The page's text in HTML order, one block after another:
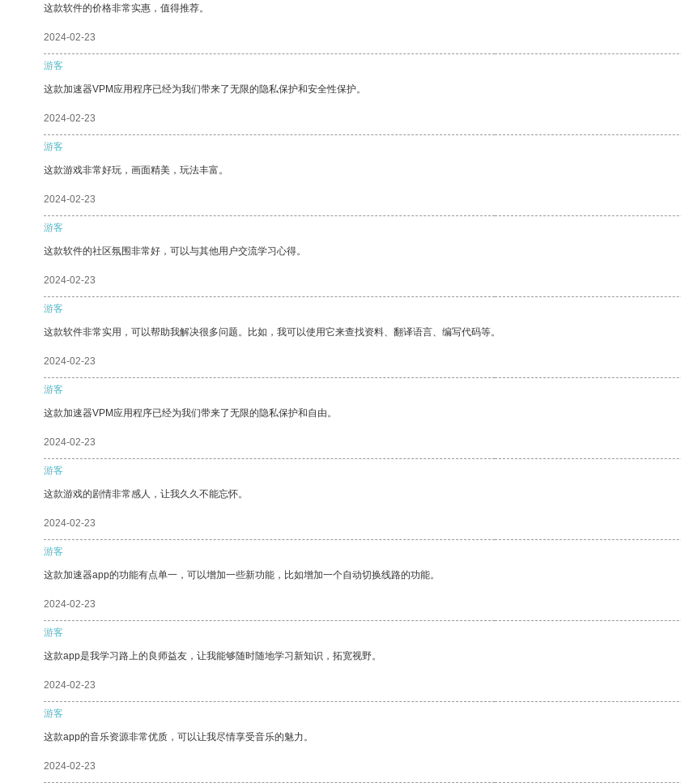
这款软件的价格非常实惠，值得推荐。
2024-02-23
游客
这款加速器VPM应用程序已经为我们带来了无限的隐私保护和安全性保护。
2024-02-23
游客
这款游戏非常好玩，画面精美，玩法丰富。
2024-02-23
游客
这款软件的社区氛围非常好，可以与其他用户交流学习心得。
2024-02-23
游客
这款软件非常实用，可以帮助我解决很多问题。比如，我可以使用它来查找资料、翻译语言、编写代码等。
2024-02-23
游客
这款加速器VPM应用程序已经为我们带来了无限的隐私保护和自由。
2024-02-23
游客
这款游戏的剧情非常感人，让我久久不能忘怀。
2024-02-23
游客
这款加速器app的功能有点单一，可以增加一些新功能，比如增加一个自动切换线路的功能。
2024-02-23
游客
这款app是我学习路上的良师益友，让我能够随时随地学习新知识，拓宽视野。
2024-02-23
游客
这款app的音乐资源非常优质，可以让我尽情享受音乐的魅力。
2024-02-23